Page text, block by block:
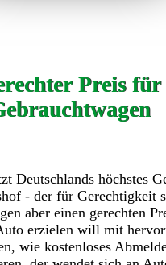
Preis für
Deutschlands höchstes
- der für Gerechtigkeit
aber einen gerechten
erzielen will mit
wie kostenloses